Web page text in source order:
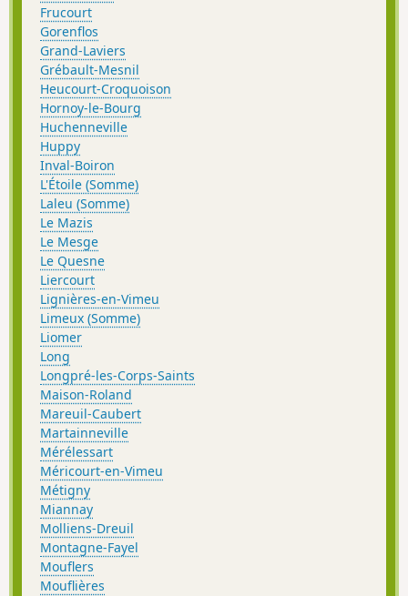
Frucourt
Gorenflos
Grand-Laviers
Grébault-Mesnil
Heucourt-Croquoison
Hornoy-le-Bourg
Huchenneville
Huppy
Inval-Boiron
L'Étoile (Somme)
Laleu (Somme)
Le Mazis
Le Mesge
Le Quesne
Liercourt
Lignières-en-Vimeu
Limeux (Somme)
Liomer
Long
Longpré-les-Corps-Saints
Maison-Roland
Mareuil-Caubert
Martainneville
Mérélessart
Méricourt-en-Vimeu
Métigny
Miannay
Molliens-Dreuil
Montagne-Fayel
Mouflers
Mouflières